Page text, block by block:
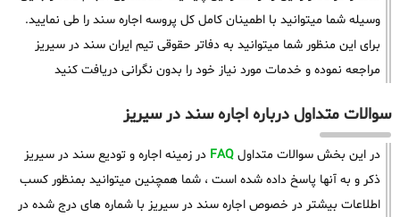
وسیله شما میتوانید با اطمینان کامل کل پروسه اجاره سند را طی نمایید.
برای این منظور شما میتوانید به دفاتر حقوقی تیم ایران سند در سیریز
مراجعه نموده و خدمات مورد نیاز خود را بدون نگرانی دریافت کنید
سوالات متداول درباره اجاره سند در سیریز
در این بخش سوالات متداول FAQ در زمینه اجاره و تودیع سند در سیریز
ذکر و به آنها پاسخ داده شده است ، شما همچنین میتوانید بمنظور کسب
اطلاعات بیشتر در خصوص اجاره سند در سیریز با شماره های درج شده در